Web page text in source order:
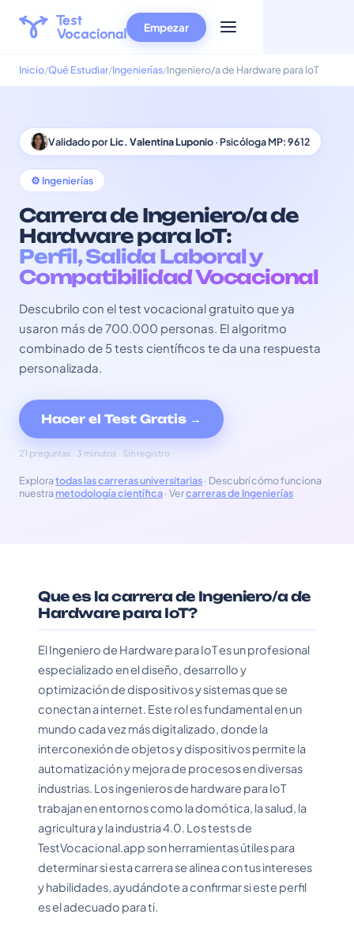
Empezar
Inicio Qué Estudiar Ingenierías Ingeniero/a de Hardware para IoT
Validado porLic. Valentina Luponio· Psicóloga MP: 9612
⚙️ Ingenierías
Carrera de Ingeniero/a de
Hardware para IoT:
Perfil, Salida Laboral y
Compatibilidad Vocacional
Descubrilo con el test vocacional gratuito que ya
usaron más de 700.000 personas. El algoritmo
combinado de 5 tests científicos te da una respuesta
personalizada.
Hacer el Test Gratis →
21 preguntas · 3 minutos · Sin registro
Exploratodas las carreras universitarias· Descubrí cómo funciona
nuestra metodología científica· Vercarreras de Ingenierías
Que es la carrera de Ingeniero/a de
Hardware para IoT?
El Ingeniero de Hardware para IoT es un profesional
especializado en el diseño, desarrollo y
optimización de dispositivos y sistemas que se
conectan a internet. Este rol es fundamental en un
mundo cada vez más digitalizado, donde la
interconexión de objetos y dispositivos permite la
automatización y mejora de procesos en diversas
industrias. Los ingenieros de hardware para IoT
trabajan en entornos como la domótica, la salud, la
agricultura y la industria 4.0. Los tests de
TestVocacional.app son herramientas útiles para
determinar si esta carrera se alinea con tus intereses
y habilidades, ayudándote a confirmar si este perfil
es el adecuado para ti.